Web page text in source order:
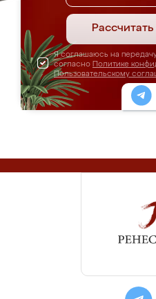
Я соглашаюсь на
согласно Политике
Пользовательскому